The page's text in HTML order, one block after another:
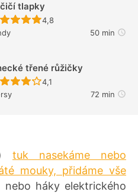
tlapky
Recept ještě nebyl
4,8
50 min
třené růžičky
Recept ještě nebyl
4,1
72 min
tuk nasekáme nebo
mouky, přidáme vše
háky elektrického